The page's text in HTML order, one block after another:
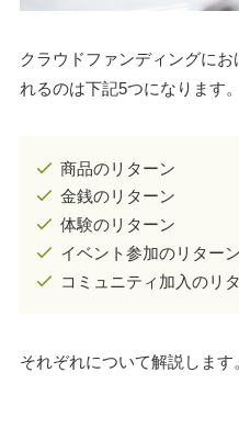
クラウドファンディングに
れるのは下記5つになります。
商品のリターン
金銭のリターン
体験のリターン
イベント参加のリターン
コミュニティ加入のリ
それぞれについて解説します